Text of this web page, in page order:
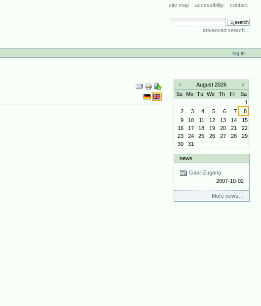
site map accessibility contact
search site
advanced search…
log in
Document
Actions
«
August 2026
»
Su Mo Tu We Th Fr
Sa
1
2
3 4 5 6 7
8
9
10 11 12 13 14
15
16
17 18 19 20 21
22
23
24 25 26 27 28
29
30
31
news
Gast-Zugang
2007-10-02
More news…